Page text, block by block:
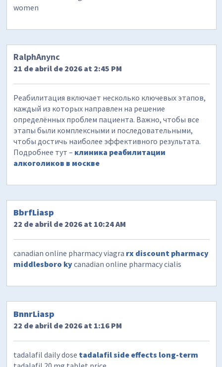
women
RalphAnync
21 de abril de 2026 at 2:45 PM
Реабилитация включает несколько ключевых этапов,
каждый из которых направлен на решение
определённых проблем пациента. Важно, чтобы все
этапы были комплексными и последовательными,
чтобы достичь наиболее эффективного результата.
Подробнее тут – клиника реабилитации
алкоголиков в москве
BbrfLiasp
22 de abril de 2026 at 10:24 AM
canadian online pharmacy viagra rx discount pharmacy
middlesboro kycanadian online pharmacy cialis
BnnrLiasp
22 de abril de 2026 at 1:16 PM
tadalafil daily dose tadalafil side effects long-term